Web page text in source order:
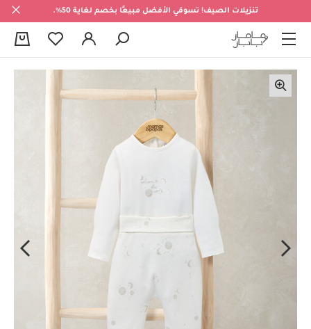
تنزيلات الصيف! تسوقي الأفضل مبيعًا بخصم لغاية 50%.